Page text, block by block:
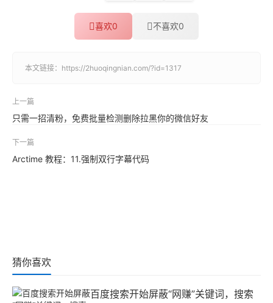
喜欢0 不喜欢0
本文链接： https://2huoqingnian.com/?id=1317
上一篇
只需一招清粉，免费批量检测删除拉黑你的微信好友
下一篇
Arctime 教程：11.强制双行字幕代码
猜你喜欢
百度搜索开始屏蔽“网赚”关键词，搜索